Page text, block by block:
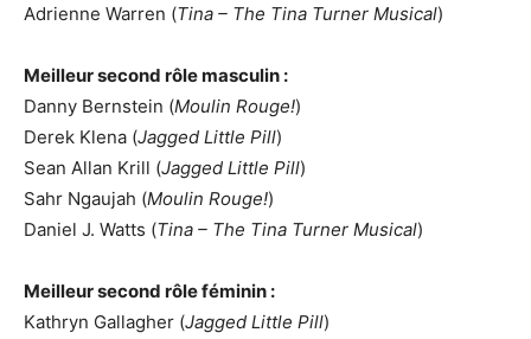
Adrienne Warren (Tina – The Tina Turner Musical)
Meilleur second rôle masculin :
Danny Bernstein (Moulin Rouge!)
Derek Klena (Jagged Little Pill)
Sean Allan Krill (Jagged Little Pill)
Sahr Ngaujah (Moulin Rouge!)
Daniel J. Watts (Tina – The Tina Turner Musical)
Meilleur second rôle féminin :
Kathryn Gallagher (Jagged Little Pill)